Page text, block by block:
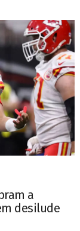
a
desilude